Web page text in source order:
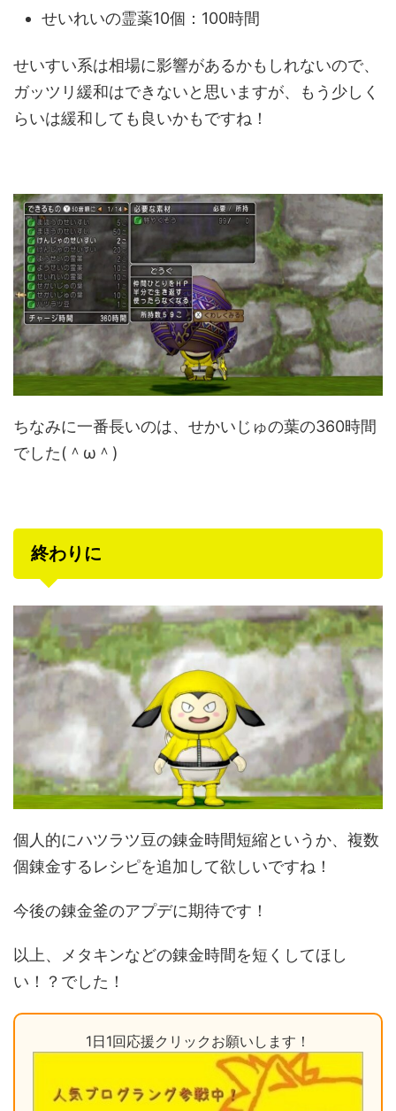
せいれいの霊薬10個：100時間
せいすい系は相場に影響があるかもしれないので、
ガッツリ緩和はできないと思いますが、もう少しく
らいは緩和しても良いかもですね！
ちなみに一番長いのは、せかいじゅの葉の360時間
でした(＾ω＾)
終わりに
個人的にハツラツ豆の錬金時間短縮というか、複数
個錬金するレシピを追加して欲しいですね！
今後の錬金釜のアプデに期待です！
以上、メタキンなどの錬金時間を短くしてほし
い！？でした！
1日1回応援クリックお願いします！